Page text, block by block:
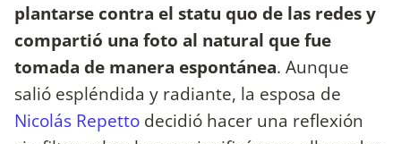
plantarse contra el statu quo de las redes y
compartió una foto al natural que fue
tomada de manera espontánea. Aunque
salió espléndida y radiante, la esposa de
Nicolás Repetto decidió hacer una reflexión